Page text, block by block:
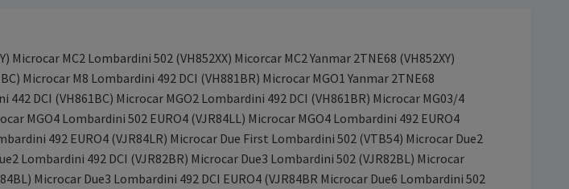
MC2 Lombardini 502 (VH852XX) Micorcar MC2 Yanmar 2TNE68 (VH852XY)
Microcar M8 Lombardini 492 DCI (VH881BR) Microcar MGO1 Yanmar 2TNE68
DCI (VH861BC) Microcar MGO2 Lombardini 492 DCI (VH861BR) Microcar MG03/4
MGO4 Lombardini 502 EURO4 (VJR84LL) Microcar MGO4 Lombardini 492 EURO4
492 EURO4 (VJR84LR) Microcar Due First Lombardini 502 (VTB54) Microcar Due2
Lombardini 492 DCI (VJR82BR) Microcar Due3 Lombardini 502 (VJR82BL) Microcar
Microcar Due3 Lombardini 492 DCI EURO4 (VJR84BR Microcar Due6 Lombardini 502